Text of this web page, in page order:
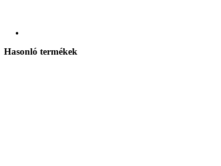
Hasonló termékek